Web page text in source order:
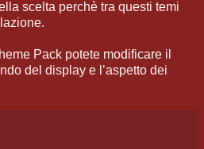
scelta perchè tra questi temi
Pack potete modificare il
del display e l’aspetto dei